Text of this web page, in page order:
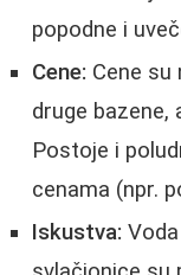
popodne i
Cene: Cene su
druge bazene,
Postoje i
cenama (npr.
Iskustva: